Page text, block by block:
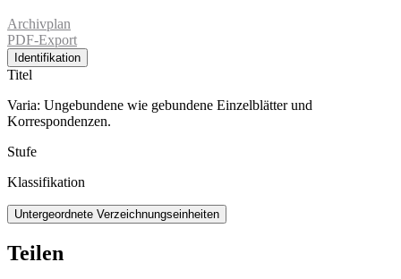
Archivplan
PDF-Export
Identifikation
Titel
Varia: Ungebundene wie gebundene Einzelblätter und
Korrespondenzen.
Stufe
Klassifikation
Untergeordnete Verzeichnungseinheiten
Teilen